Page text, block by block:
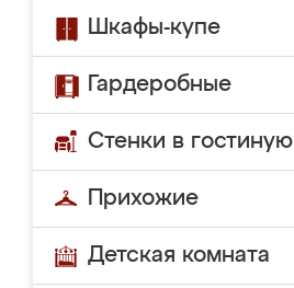
Шкафы-купе
Гардеробные
Стенки в гостиную
Прихожие
Детская комната